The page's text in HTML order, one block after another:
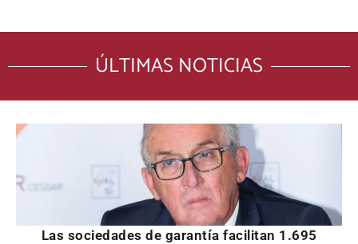
ÚLTIMAS NOTICIAS
Las sociedades de garantía facilitan 1.695